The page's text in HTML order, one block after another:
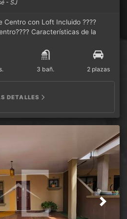
- SJ
Centro con Loft Incluido ????
Características de la
bañoCocinaPatio de pilasSala
Apartamento tipo Loft
con servicioSala y cocina
3 bañ. 2 plazas
DETALLES
Next